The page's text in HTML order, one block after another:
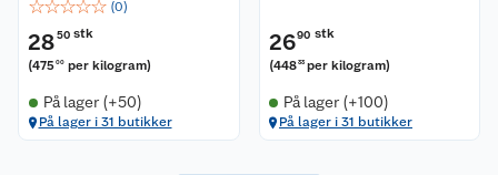
☆☆☆☆☆ (0)
2850 stk
(47500 per kilogram)
På lager (+50)
På lager i 31 butikker
2690 stk
(448 33 per kilogram)
På lager (+100)
På lager i 31 butikker
Bærekraft
Pakkesporing
Kjøpsvilkår
Coop medlem
Klikk og hent
Festdrakter til hele familien
Hagemøbler og utemøbler